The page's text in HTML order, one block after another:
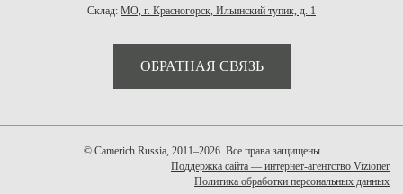
Склад: МО, г. Красногорск, Ильинский тупик, д. 1
ОБРАТНАЯ СВЯЗЬ
© Camerich Russia, 2011–2026. Все права защищены
Поддержка сайта — интернет-агентство Vizioner
Политика обработки персональных данных